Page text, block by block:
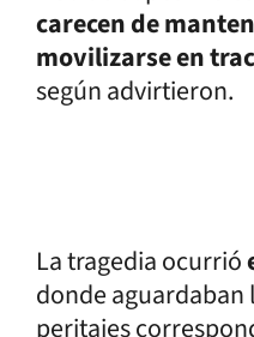
carecen de
movilizarse en
según advirtieron.
La tragedia ocurrió
donde aguardaban
peritajes